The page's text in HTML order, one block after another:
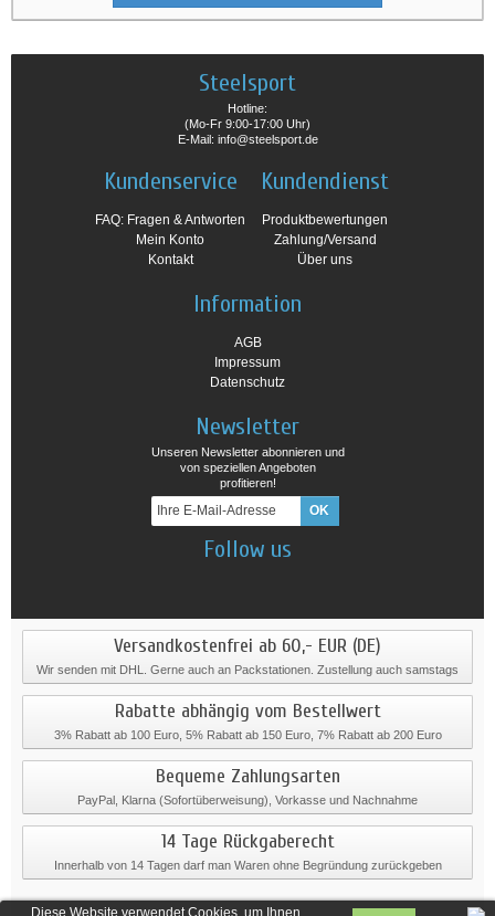
Diese Website verwendet Cookies, um Ihnen
Steelsport
Hotline:
(Mo-Fr 9:00-17:00 Uhr)
E-Mail: info@steelsport.de
Kundenservice
FAQ: Fragen & Antworten
Mein Konto
Kontakt
Kundendienst
Produktbewertungen
Zahlung/Versand
Über uns
Information
AGB
Impressum
Datenschutz
Newsletter
Unseren Newsletter abonnieren und
von speziellen Angeboten
profitieren!
Follow us
Versandkostenfrei ab 60,- EUR (DE)
Wir senden mit DHL. Gerne auch an Packstationen. Zustellung auch samstags
Rabatte abhängig vom Bestellwert
3% Rabatt ab 100 Euro, 5% Rabatt ab 150 Euro, 7% Rabatt ab 200 Euro
Bequeme Zahlungsarten
PayPal, Klarna (Sofortüberweisung), Vorkasse und Nachnahme
14 Tage Rückgaberecht
Innerhalb von 14 Tagen darf man Waren ohne Begründung zurückgeben